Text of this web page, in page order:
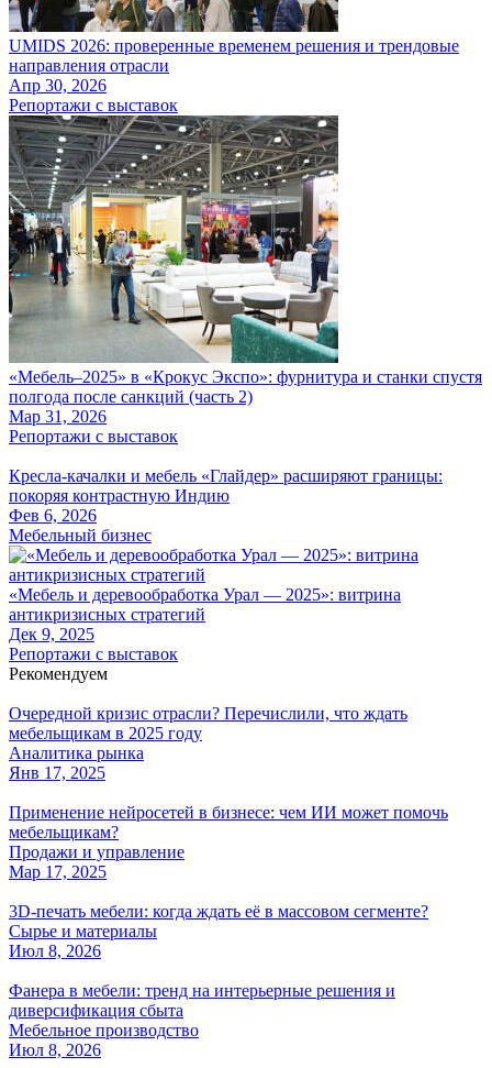
UMIDS 2026: проверенные временем решения и трендовые
направления отрасли
Апр 30, 2026
Репортажи с выставок
«Мебель‒2025» в «Крокус Экспо»: фурнитура и станки спустя
полгода после санкций (часть 2)
Мар 31, 2026
Репортажи с выставок
Кресла-качалки и мебель «Глайдер» расширяют границы:
покоряя контрастную Индию
Фев 6, 2026
Мебельный бизнес
«Мебель и деревообработка Урал ― 2025»: витрина
антикризисных стратегий
Дек 9, 2025
Репортажи с выставок
Рекомендуем
Очередной кризис отрасли? Перечислили, что ждать
мебельщикам в 2025 году
Аналитика рынка
Янв 17, 2025
Применение нейросетей в бизнесе: чем ИИ может помочь
мебельщикам?
Продажи и управление
Мар 17, 2025
3D-печать мебели: когда ждать её в массовом сегменте?
Сырье и материалы
Июл 8, 2026
Фанера в мебели: тренд на интерьерные решения и
диверсификация сбыта
Мебельное производство
Июл 8, 2026